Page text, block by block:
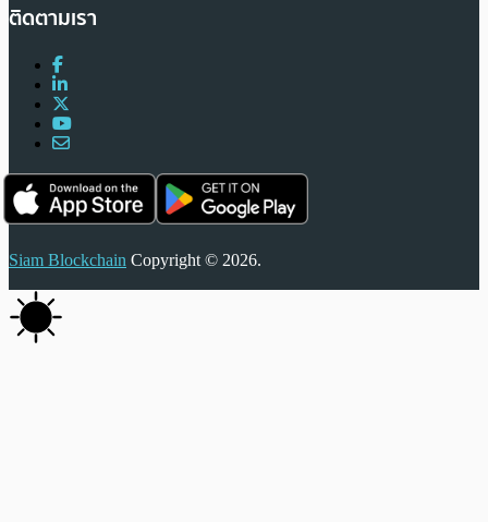
ติดตามเรา
Siam Blockchain Copyright © 2026.